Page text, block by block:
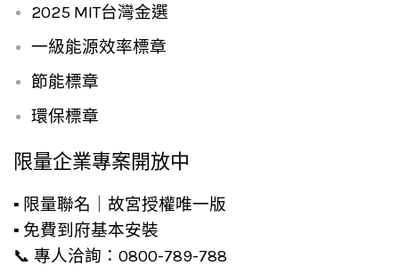
2025 MIT台灣金選
一級能源效率標章
節能標章
環保標章
限量企業專案開放中
▪ 限量聯名｜故宮授權唯一版
▪ 免費到府基本安裝
📞 專人洽詢：0800-789-788